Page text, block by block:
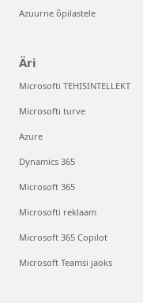
Azuurne õpilastele
Äri
Microsofti TEHISINTELLEKT
Microsofti turve
Azure
Dynamics 365
Microsoft 365
Microsofti reklaam
Microsoft 365 Copilot
Microsoft Teamsi jaoks